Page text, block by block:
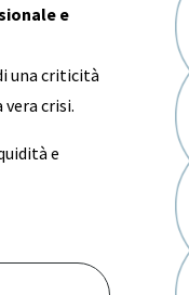
e
una criticità
crisi.
e